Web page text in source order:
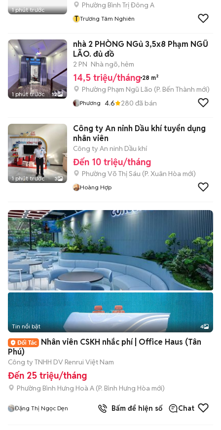
1 phút trước
Phường Bình Trị Đông A
T Trương Tâm Nghiên
1 phút trước 12
nhà 2 PHÒNG NGủ 3,5x8 Phạm NGŨ
LÃO. đủ đồ
2 PN Nhà ngõ, hẻm
14,5 triệu/tháng 28 m²
Phường Phạm Ngũ Lão (P. Bến Thành mới)
Phương 4.6 280 đã bán
1 phút trước 3
Công ty An ninh Dầu khí tuyển dụng
nhân viên
Công ty An ninh Dầu khí
Đến 10 triệu/tháng
Phường Võ Thị Sáu (P. Xuân Hòa mới)
Hoàng Hợp
Tin nổi bật 4
Nhân viên CSKH nhắc phí | Office Haus (Tân
Phú)
Công ty TNHH DV Renrui Việt Nam
Đến 25 triệu/tháng
Phường Bình Hưng Hoà A (P. Bình Hưng Hòa mới)
Đặng Thị Ngọc Dẹn Bấm để hiện số Chat